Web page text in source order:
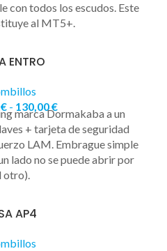
con todos los escudos. Este
al MT5+.
ENTRO
€ - 130,00€
marca Dormakaba a un
+ tarjeta de seguridad
LAM. Embrague simple
lado no se puede abrir por
otro).
AP4